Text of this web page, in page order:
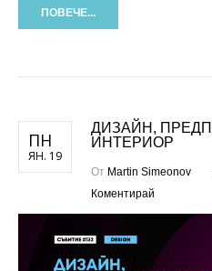
ПОВЕЧЕ...
ПН
ЯН. 19
ДИЗАЙН,
ИНТЕРИОР
От Martin Simeonov
Коментирай